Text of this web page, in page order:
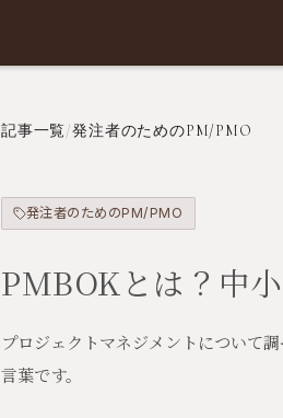
記事一覧/発注者のためのPM/PMO
発注者のためのPM/PMO
PMBOKとは？中
プロジェクトマネジメントについて
言葉です。